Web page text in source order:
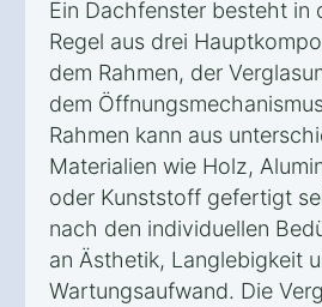
Ein Dachfenster besteht in
Regel aus drei
dem Rahmen, der
dem
Rahmen kann aus
Materialien wie Holz,
oder Kunststoff gefertigt
nach den individuellen
an Ästhetik, Langlebigkeit
Wartungsaufwand. Die